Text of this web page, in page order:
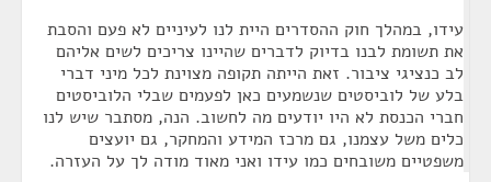
עידו, במהלך חוק ההסדרים היית לנו לעיניים לא פעם והסבת
את תשומת לבנו בדיוק לדברים שהיינו צריכים לשים אליהם
לב כנציגי ציבור. זאת הייתה תקופה מצוינת לכל מיני דברי
בלע של לוביסטים שנשמעים כאן לפעמים שבלי הלוביסטים
חברי הכנסת לא היו יודעים מה לחשוב. הנה, מסתבר שיש לנו
כלים משל עצמנו, גם מרכז המידע והמחקר, גם יועצים
משפטיים משובחים כמו עידו ואני מאוד מודה לך על העזרה.